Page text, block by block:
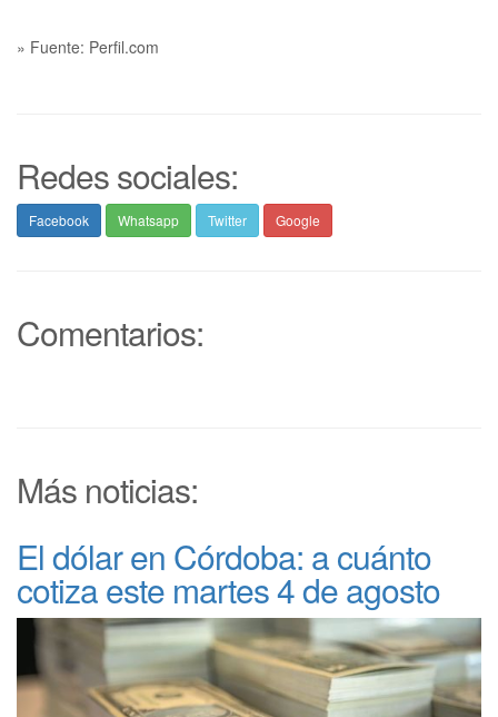
» Fuente: Perfil.com
Redes sociales:
Facebook Whatsapp Twitter Google
Comentarios:
Más noticias:
El dólar en Córdoba: a cuánto
cotiza este martes 4 de agosto